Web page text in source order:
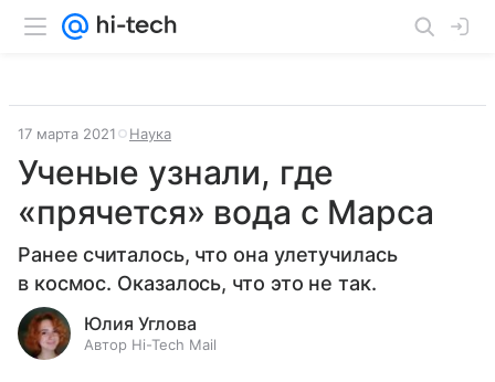
17 марта 2021 Наука
Ученые узнали, где
«прячется» вода с Марса
Ранее считалось, что она улетучилась
в космос. Оказалось, что это не так.
Юлия Углова
Автор Hi-Tech Mail